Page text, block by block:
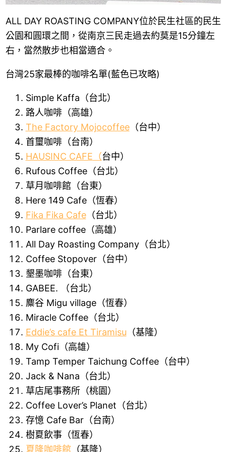
ALL DAY ROASTING COMPANY位於民生社區的民生
公園和圓環之間，從南京三民走過去約莫是15分鐘左
右，當然散步也相當適合。
台灣25家最棒的咖啡名單(藍色已攻略)
Simple Kaffa（台北）
路人咖啡（高雄）
The Factory Mojocoffee（台中）
首璽咖啡（台南）
HAUSINC CAFE （台中）
Rufous Coffee（台北）
草月咖啡館（台東）
Here 149 Cafe（恆春）
Fika Fika Cafe（台北）
Parlare coffee（高雄）
All Day Roasting Company（台北）
Coffee Stopover（台中）
墾墨咖啡（台東）
GABEE. （台北）
麋谷 Migu village（恆春）
Miracle Coffee（台北）
Eddie’s cafe Et Tiramisu （基隆）
My Cofi（高雄）
Tamp Temper Taichung Coffee（台中）
Jack & Nana（台北）
草店尾事務所（桃園）
Coffee Lover’s Planet（台北）
存憶 Cafe Bar（台南）
樹夏飲事（恆春）
夏隆咖啡館 （基隆）